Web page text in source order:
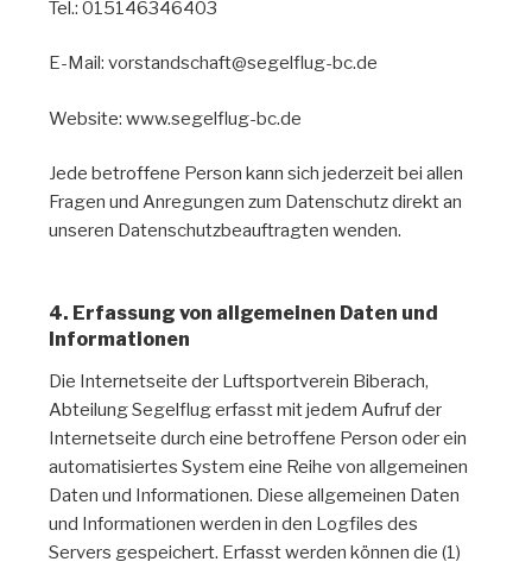
Tel.: 015146346403
E-Mail: vorstandschaft@segelflug-bc.de
Website: www.segelflug-bc.de
Jede betroffene Person kann sich jederzeit bei allen
Fragen und Anregungen zum Datenschutz direkt an
unseren Datenschutzbeauftragten wenden.
4. Erfassung von allgemeinen Daten und
Informationen
Die Internetseite der Luftsportverein Biberach,
Abteilung Segelflug erfasst mit jedem Aufruf der
Internetseite durch eine betroffene Person oder ein
automatisiertes System eine Reihe von allgemeinen
Daten und Informationen. Diese allgemeinen Daten
und Informationen werden in den Logfiles des
Servers gespeichert. Erfasst werden können die (1)